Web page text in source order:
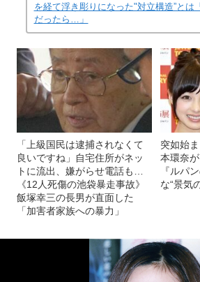
を経て浮き彫りになった"対立構造”とは
だったら…」
「上級国民は逮捕されなくて
良いですね」自宅住所がネッ
トに流出、嫌がらせ電話も…
《12人死傷の池袋暴走事故》
飯塚幸三の長男が直面した
「加害者家族への暴力」
突如始
本環奈
『ルパ
な“景気